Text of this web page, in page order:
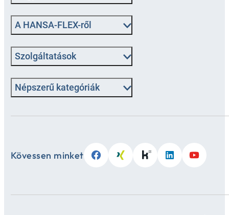
A HANSA-FLEX-ről
Szolgáltatások
Népszerű kategóriák
Kövessen minket